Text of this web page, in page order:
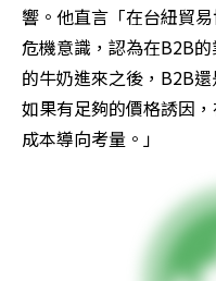
響。他直言「在台紐貿
危機意識，認為在B2B
的牛奶進來之後，B2B
如果有足夠的價格誘因
成本導向考量。」